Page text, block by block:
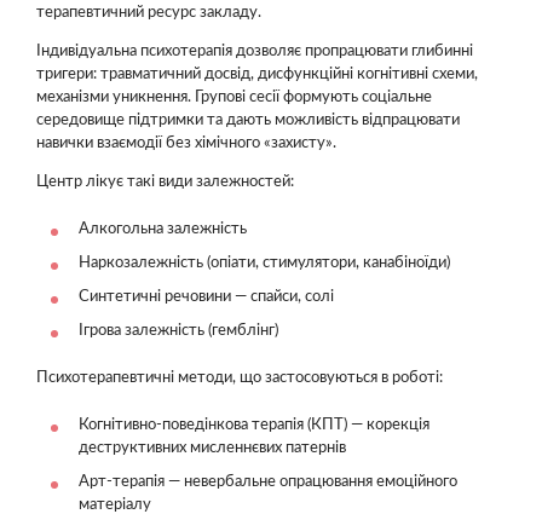
терапевтичний ресурс закладу.
Індивідуальна психотерапія дозволяє пропрацювати глибинні
тригери: травматичний досвід, дисфункційні когнітивні схеми,
механізми уникнення. Групові сесії формують соціальне
середовище підтримки та дають можливість відпрацювати
навички взаємодії без хімічного «захисту».
Центр лікує такі види залежностей:
Алкогольна залежність
Наркозалежність (опіати, стимулятори, канабіноїди)
Синтетичні речовини — спайси, солі
Ігрова залежність (гемблінг)
Психотерапевтичні методи, що застосовуються в роботі:
Когнітивно-поведінкова терапія (КПТ) — корекція
деструктивних мисленнєвих патернів
Арт-терапія — невербальне опрацювання емоційного
матеріалу